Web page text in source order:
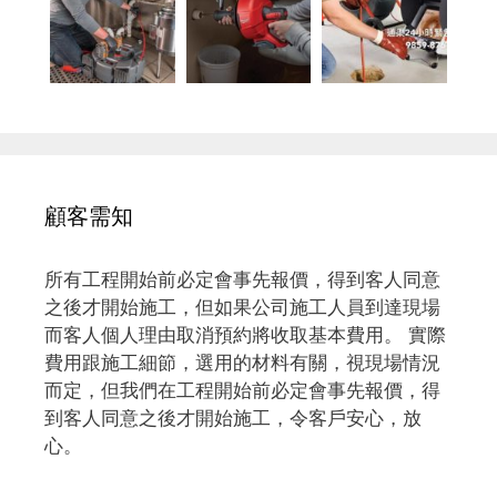
顧客需知
所有工程開始前必定會事先報價，得到客人同意
之後才開始施工，但如果公司施工人員到達現場
而客人個人理由取消預約將收取基本費用。 實際
費用跟施工細節，選用的材料有關，視現場情況
而定，但我們在工程開始前必定會事先報價，得
到客人同意之後才開始施工，令客戶安心，放
心。